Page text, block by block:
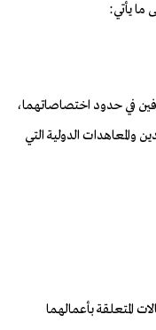
ما يأتي:
في حدود اختصاصاتهما،
والمعاهدات الدولية التي
المتعلقة بأعمالهما